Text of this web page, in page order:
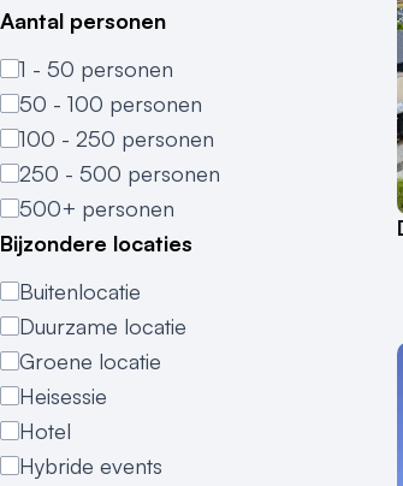
Aantal personen
1 - 50 personen
50 - 100 personen
100 - 250 personen
250 - 500 personen
500+ personen
Bijzondere locaties
Buitenlocatie
Duurzame locatie
Groene locatie
Heisessie
Hotel
Hybride events